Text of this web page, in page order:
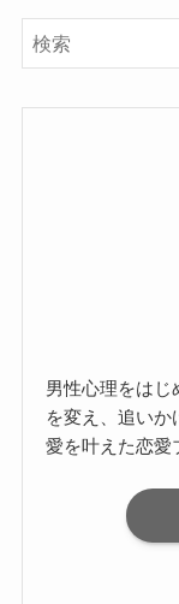
男性心理をはじ
を変え、追い
愛を叶えた恋愛